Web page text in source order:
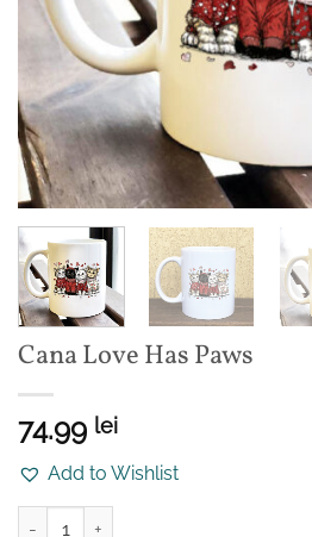
Cana Love Has Paws
74.99 lei
Add to Wishlist